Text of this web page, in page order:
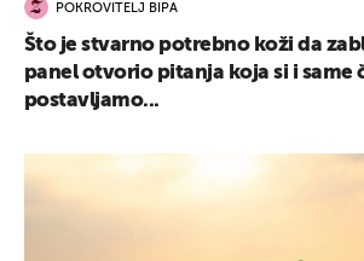
POKROVITELJ BIPA
Što je stvarno potrebno koži da
panel otvorio pitanja koja si i same
postavljamo...